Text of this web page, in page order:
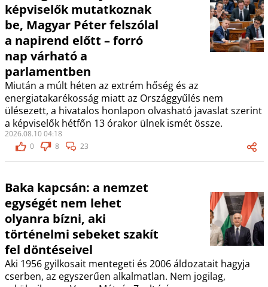
képviselők mutatkoznak
be, Magyar Péter felszólal
a napirend előtt – forró
nap várható a
parlamentben
Miután a múlt héten az extrém hőség és az
energiatakarékosság miatt az Országgyűlés nem
ülésezett, a hivatalos honlapon olvasható javaslat szerint
a képviselők hétfőn 13 órakor ülnek ismét össze.
2026.08.10 04:18
0
8 23
Baka kapcsán: a nemzet
egységét nem lehet
olyanra bízni, aki
történelmi sebeket szakít
fel döntéseivel
Aki 1956 gyilkosait mentegeti és 2006 áldozatait hagyja
cserben, az egyszerűen alkalmatlan. Nem jogilag,